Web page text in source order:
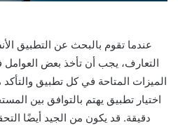
عندما تقوم بالبحث عن التطبيق
التعارف، يجب أن تأخذ بعض العوامل
الميزات المتاحة في كل تطبيق
اختيار تطبيق يهتم بالتوافق بين
دقيقة. قد يكون من الجيد أيضًا